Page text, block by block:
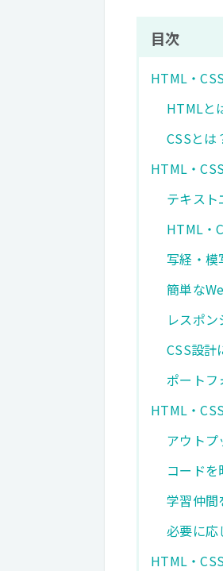
目次
HTML・
HTMLと
CSSとは
HTML・
テキスト
HTML・
写経・模
簡単な
レスポ
CSS設計
ポートフ
HTML・
アウトプ
コード
学習仲間
必要に応
HTML・